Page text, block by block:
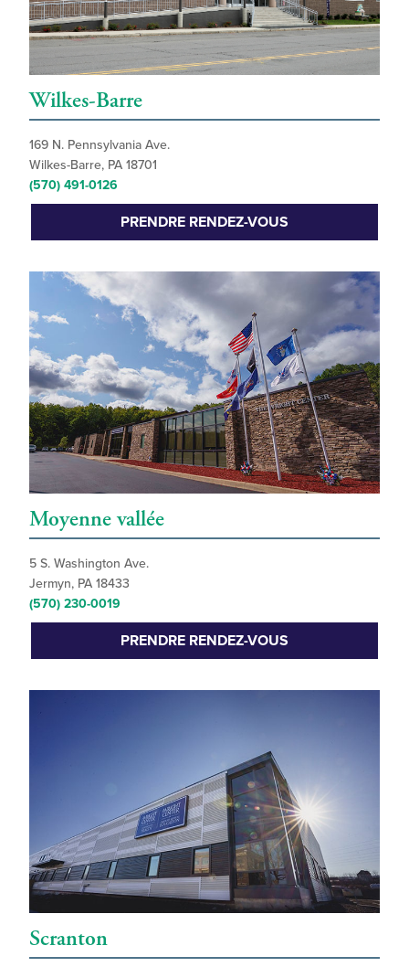
Wilkes-Barre
169 N. Pennsylvania Ave.
Wilkes-Barre, PA 18701
(570) 491-0126
PRENDRE RENDEZ-VOUS
Moyenne vallée
5 S. Washington Ave.
Jermyn, PA 18433
(570) 230-0019
PRENDRE RENDEZ-VOUS
Scranton